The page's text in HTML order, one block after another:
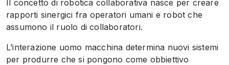
Il concetto di robotica collaborativa nasce per creare
rapporti sinergici fra operatori umani e robot che
assumono il ruolo di collaboratori.
L’interazione uomo macchina determina nuovi sistemi
per produrre che si pongono come obbiettivo